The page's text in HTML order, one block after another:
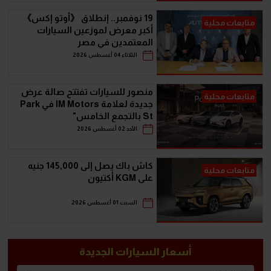
متابعات محلية
19 نوفمبر.. إنطلاق 《أوتو إكس》
أكبر معرض لموزعين السيارات
المعتمدين في مصر
الثلاثاء 04 أغسطس 2026
متابعات محلية
منصور للسيارات تفتتح صالة عرض
جديدة لعلامة IM Motors في Park
St بالتجمع الخامس"
الأحد 02 أغسطس 2026
متابعات محلية
كاش باك يصل إلى 145,000 جنيه
على KGM أكتيون
السبت 01 أغسطس 2026
أسعار السيارات الجديدة